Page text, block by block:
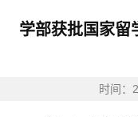
学部获批国家留
时间：